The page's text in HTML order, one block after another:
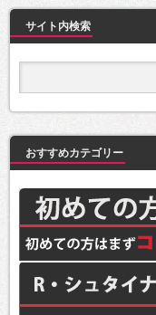
サイト内検索
おすすめカテゴリー